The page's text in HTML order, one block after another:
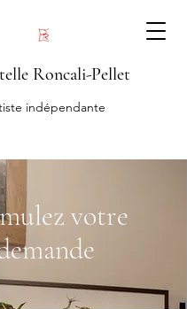
Roncali-Pellet
indépendante
votre